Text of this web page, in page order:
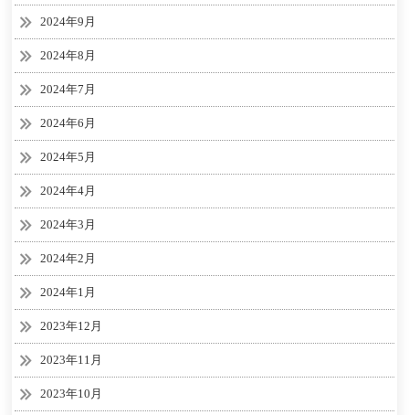
2024年9月
2024年8月
2024年7月
2024年6月
2024年5月
2024年4月
2024年3月
2024年2月
2024年1月
2023年12月
2023年11月
2023年10月